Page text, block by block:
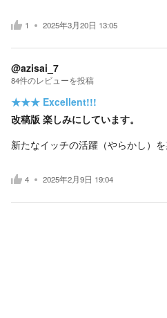
1 2025年3月20日 13:05
@azisai_7
84件のレビューを投稿
★★★ Excellent!!!
改稿版 楽しみにしています。
新たなイッチの活躍（やらかし）を
4 2025年2月9日 19:04